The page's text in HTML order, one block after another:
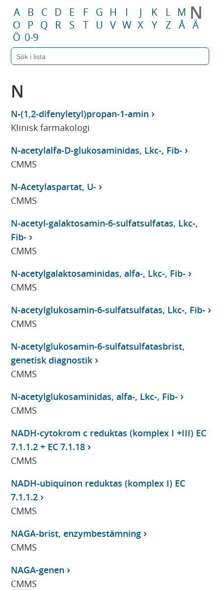
A B C D E F G H I J K L M N
O P Q R S T U V W X Y Z Å Ä
Ö 0-9
N
N-(1,2-difenyletyl)propan-1-amin
Klinisk farmakologi
N-acetylalfa-D-glukosaminidas, Lkc-, Fib-
CMMS
N-Acetylaspartat, U-
CMMS
N-acetyl-galaktosamin-6-sulfatsulfatas, Lkc-,
Fib-
CMMS
N-acetylgalaktosaminidas, alfa-, Lkc-, Fib-
CMMS
N-acetylglukosamin-6-sulfatsulfatas, Lkc-, Fib-
CMMS
N-acetylglukosamin-6-sulfatsulfatasbrist,
genetisk diagnostik
CMMS
N-acetylglukosaminidas, alfa-, Lkc-, Fib-
CMMS
NADH-cytokrom c reduktas (komplex I +III) EC
7.1.1.2 + EC 7.1.18
CMMS
NADH-ubiquinon reduktas (komplex I) EC
7.1.1.2
CMMS
NAGA-brist, enzymbestämning
CMMS
NAGA-genen
CMMS